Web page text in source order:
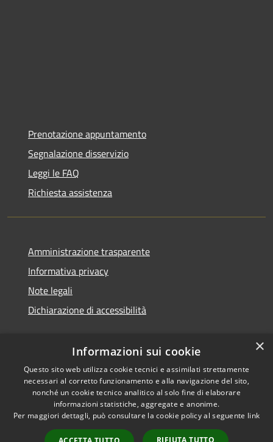
Prenotazione appuntamento
Segnalazione disservizio
Leggi le FAQ
Richiesta assistenza
Amministrazione trasparente
Informativa privacy
Note legali
Dichiarazione di accessibilità
RSS
Accessibilità
Copyright © 2026 • Comune di
×
Informazioni sui cookie
Questo sito web utilizza cookie tecnici e assimilati strettamente
necessari al corretto funzionamento e alla navigazione del sito,
nonché un cookie tecnico analitico al solo fine di elaborare
informazioni statistiche, aggregate e anonime.
Per maggiori dettagli, può consultare la cookie policy al seguente link
RIFIUTA TUTTO